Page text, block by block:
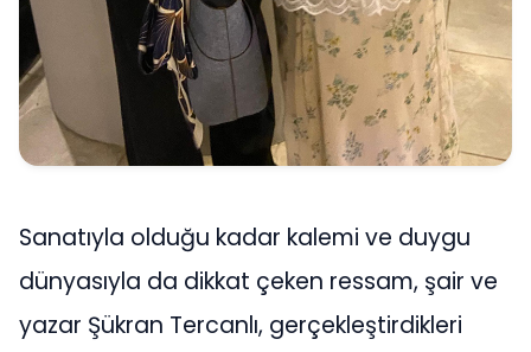
Sanatıyla olduğu kadar kalemi ve duygu
dünyasıyla da dikkat çeken ressam, şair ve
yazar Şükran Tercanlı, gerçekleştirdikleri